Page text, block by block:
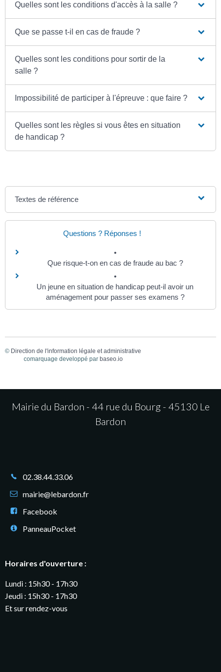
Quelles sont les conditions d'accès à la salle ?
Que se passe t-il en cas de fraude ?
Quelles sont les conditions pour sortir de la
salle ?
Impossibilité de participer à l'épreuve : que faire ?
Quelles sont les règles si vous êtes en situation
de handicap ?
Textes de référence
Questions ? Réponses !
Que risque-t-on en cas de fraude au bac ?
Un jeune en situation de handicap peut-il avoir un
aménagement pour passer ses examens ?
© Direction de l'information légale et administrative
comarquage developpé par baseo.io
Mairie du Bardon - 44 rue du Bourg - 45130 Le
Bardon
02.38.44.33.06
mairie@lebardon.fr
Facebook
PanneauPocket
Horaires d'ouverture :
Lundi : 15h30 - 17h30
Jeudi : 15h30 - 17h30
Et sur rendez-vous